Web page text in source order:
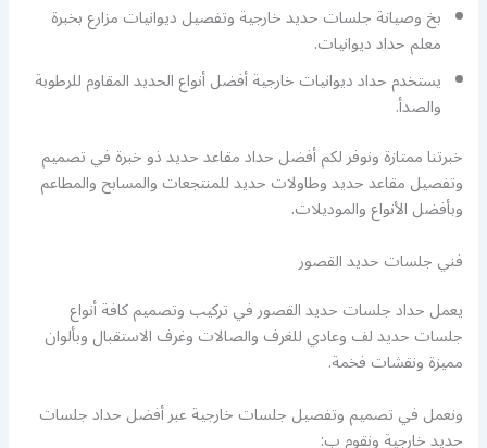
بخ وصيانة جلسات حديد خارجية وتفصيل ديوانيات مزارع بخبرة
معلم حداد ديوانيات.
يستخدم حداد ديوانيات خارجية أفضل أنواع الحديد المقاوم للرطوبة
والصدأ.
خبرتنا ممتازة ونوفر لكم أفضل حداد مقاعد حديد ذو خبرة في تصميم
وتفصيل مقاعد حديد وطاولات حديد للمنتجعات والمسابح والمطاعم
وبأفضل الأنواع والموديلات.
فني جلسات حديد القصور
يعمل حداد جلسات حديد القصور في تركيب وتصميم كافة أنواع
جلسات حديد لف وعادي للغرف والصالات وغرف الاستقبال وبألوان
مميزة ونقشات فخمة.
ونعمل في تصميم وتفصيل جلسات خارجية عبر أفضل حداد جلسات
حديد خارجية ونقوم ب: